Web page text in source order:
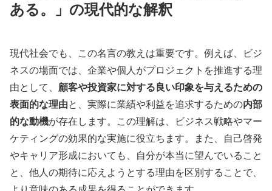
ある。」の現代的な解釈
現代社会でも、この名言の教えは重要です。例えば、ビジ
ネスの場面では、企業や個人がプロジェクトを推進する理
由として、 顧客や投資家に対する良い印象を与えるための
表面的な理由と、実際に業績や利益を追求するための内部
的な動機が存在します。この理解は、ビジネス戦略やマー
ケティングの効果的な実施に役立ちます。また、自己啓発
やキャリア形成においても、自分が本当に望んでいること
と、他人の期待に応えようとする理由を区別することで、